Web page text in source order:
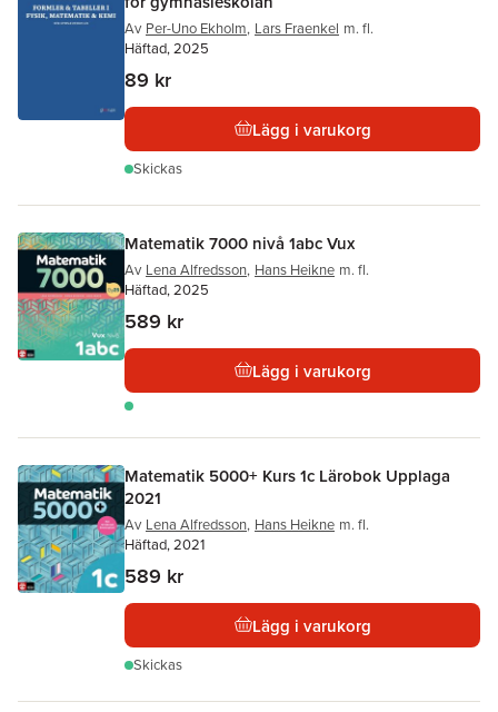
Av Per-Uno Ekholm, Lars Fraenkel m. fl.
Häftad, 2025
89 kr
Lägg i varukorg
Skickas
Matematik 7000 nivå 1abc Vux
Av Lena Alfredsson, Hans Heikne m. fl.
Häftad, 2025
589 kr
Lägg i varukorg
Matematik 5000+ Kurs 1c Lärobok Upplaga
2021
Av Lena Alfredsson, Hans Heikne m. fl.
Häftad, 2021
589 kr
Lägg i varukorg
Skickas